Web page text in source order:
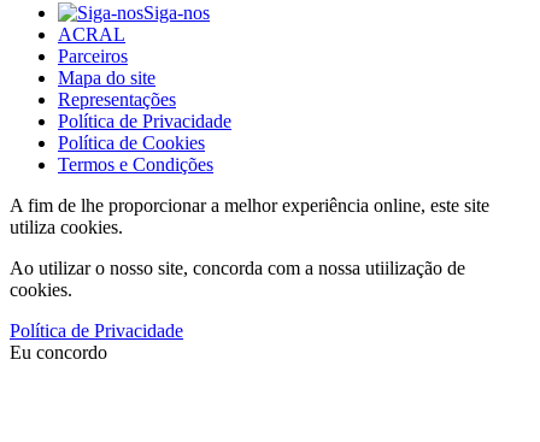
Siga-nos
ACRAL
Parceiros
Mapa do site
Representações
Política de Privacidade
Política de Cookies
Termos e Condições
A fim de lhe proporcionar a melhor experiência online, este site
utiliza cookies.
Ao utilizar o nosso site, concorda com a nossa utiilização de
cookies.
Política de Privacidade
Eu concordo